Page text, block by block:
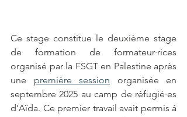
Ce stage constitue le deuxième stage
de formation de formateur·rices
organisé par la FSGT en Palestine après
une première session organisée en
septembre 2025 au camp de réfugié·es
d’Aïda. Ce premier travail avait permis à